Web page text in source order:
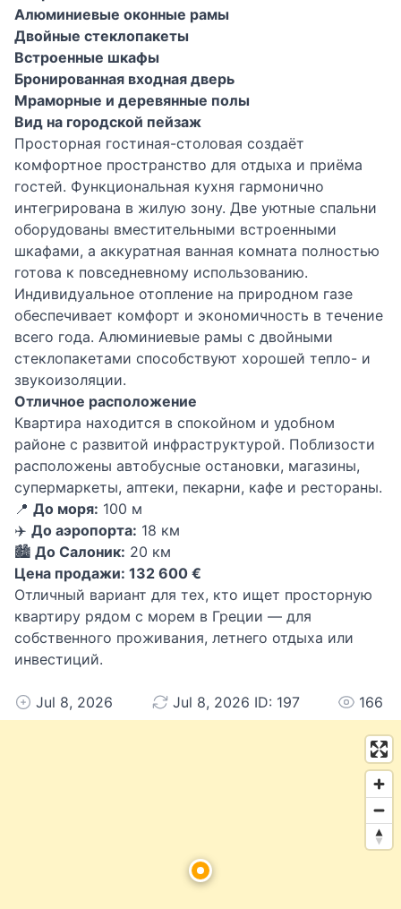
Алюминиевые оконные рамы
Двойные стеклопакеты
Встроенные шкафы
Бронированная входная дверь
Мраморные и деревянные полы
Вид на городской пейзаж
Просторная гостиная-столовая создаёт
комфортное пространство для отдыха и приёма
гостей. Функциональная кухня гармонично
интегрирована в жилую зону. Две уютные спальни
оборудованы вместительными встроенными
шкафами, а аккуратная ванная комната полностью
готова к повседневному использованию.
Индивидуальное отопление на природном газе
обеспечивает комфорт и экономичность в течение
всего года. Алюминиевые рамы с двойными
стеклопакетами способствуют хорошей тепло- и
звукоизоляции.
Отличное расположение
Квартира находится в спокойном и удобном
районе с развитой инфраструктурой. Поблизости
расположены автобусные остановки, магазины,
супермаркеты, аптеки, пекарни, кафе и рестораны.
📍 До моря: 100 м
✈️ До аэропорта: 18 км
🏙️ До Салоник: 20 км
Цена продажи: 132 600 €
Отличный вариант для тех, кто ищет просторную
квартиру рядом с морем в Греции — для
собственного проживания, летнего отдыха или
инвестиций.
Jul 8, 2026 Jul 8, 2026 ID: 197 166